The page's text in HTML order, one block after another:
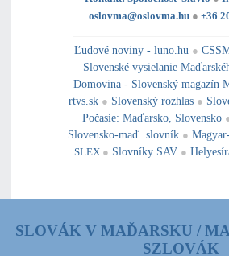
oslovma@oslovma.hu ● +36
Ľudové noviny - luno.hu ●
Slovenské vysielanie
Domovina - Slovenský magazín
rtvs.sk ● Slovenský rozhlas ●
Počasie: Maďarsko, Slovensko
Slovensko-maď. slovník ●
SLEX ● Slovníky SAV ●
SLOVÁK V MAĎARSKU /
SZLOVÁK